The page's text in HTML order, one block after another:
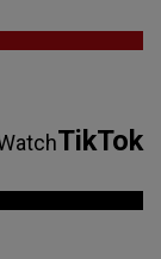
TikTok